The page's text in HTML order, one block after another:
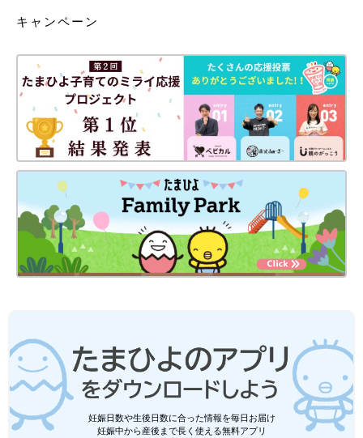
キャンペーン
妊娠日数や生後日数に合った情報を毎日お届け
妊娠中から産後まで長く使える無料アプリ